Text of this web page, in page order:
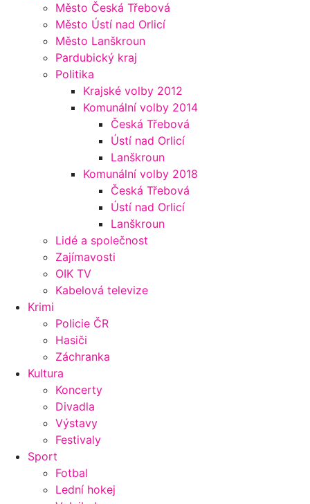
Město Česká Třebová
Město Ústí nad Orlicí
Město Lanškroun
Pardubický kraj
Politika
Krajské volby 2012
Komunální volby 2014
Česká Třebová
Ústí nad Orlicí
Lanškroun
Komunální volby 2018
Česká Třebová
Ústí nad Orlicí
Lanškroun
Lidé a společnost
Zajímavosti
OIK TV
Kabelová televize
Krimi
Policie ČR
Hasiči
Záchranka
Kultura
Koncerty
Divadla
Výstavy
Festivaly
Sport
Fotbal
Lední hokej